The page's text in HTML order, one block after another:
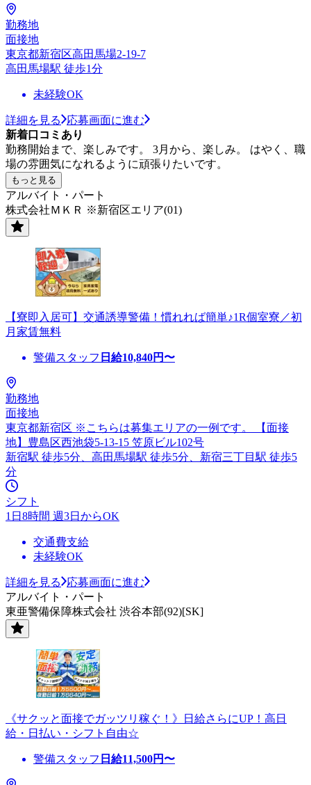
勤務地
面接地
東京都新宿区高田馬場2-19-7
高田馬場駅 徒歩1分
未経験OK
詳細を見る
応募画面に進む
新着口コミあり
勤務開始まで、楽しみです。 3月から、楽しみ。 はやく、職
場の雰囲気になれるように頑張りたいです。
もっと見る
アルバイト・パート
株式会社ＭＫＲ ※新宿区エリア(01)
【寮即入居可】交通誘導警備！慣れれば簡単♪1R個室寮／初
月家賃無料
警備スタッフ 日給10,840円〜
勤務地
面接地
東京都新宿区 ※こちらは募集エリアの一例です。 【面接
地】豊島区西池袋5-13-15 笠原ビル102号
新宿駅 徒歩5分、高田馬場駅 徒歩5分、新宿三丁目駅 徒歩5
分
シフト
1日8時間 週3日からOK
交通費支給
未経験OK
詳細を見る
応募画面に進む
アルバイト・パート
東亜警備保障株式会社 渋谷本部(92)[SK]
《サクッと面接でガッツリ稼ぐ！》日給さらにUP！高日
給・日払い・シフト自由☆
警備スタッフ 日給11,500円〜